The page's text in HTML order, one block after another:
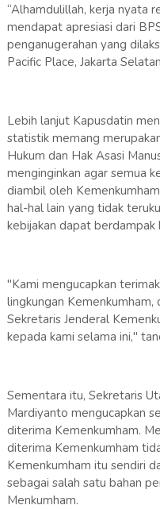
“Alhamdulillah, kerja nyata
mendapat apresiasi dari
penganugerahan yang
Pacific Place, Jakarta
Lebih lanjut Kapusdatin
statistik memang
Hukum dan Hak Asasi
menginginkan agar semua
diambil oleh
hal-hal lain yang tidak
kebijakan dapat berdampak
"Kami mengucapkan
lingkungan
Sekretaris Jenderal
kepada kami selama ini,"
Sementara itu, Sekretaris
Mardiyanto mengucapkan
diterima Kemenkumham.
diterima Kemenkumham
Kemenkumham itu sendiri
sebagai salah satu bahan
Menkumham.